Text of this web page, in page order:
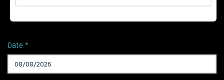
Date *